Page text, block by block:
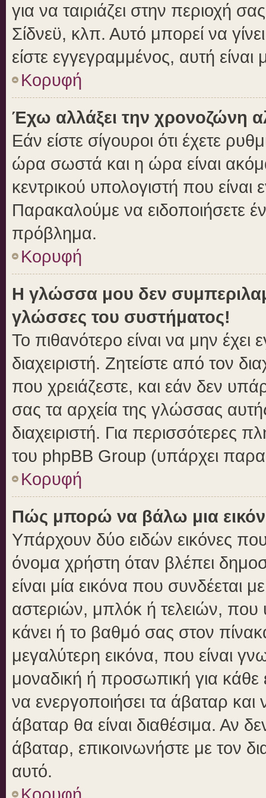
για να ταιριάζει στην περιοχή
Σίδνεϋ, κλπ. Αυτό μπορεί να
είστε εγγεγραμμένος, αυτή είναι
Κορυφή
Έχω αλλάξει την χρονοζώνη
Εάν είστε σίγουροι ότι έχετε
ώρα σωστά και η ώρα είναι
κεντρικού υπολογιστή που
Παρακαλούμε να ειδοποιήσετε
πρόβλημα.
Κορυφή
Η γλώσσα μου δεν
γλώσσες του συστήματος!
Το πιθανότερο είναι να μην
διαχειριστή. Ζητείστε από τον
που χρειάζεστε, και εάν δεν
σας τα αρχεία της γλώσσας
διαχειριστή. Για περισσότερες
του phpBB Group (υπάρχει
Κορυφή
Πώς μπορώ να βάλω μια
Υπάρχουν δύο ειδών εικόνες
όνομα χρήστη όταν βλέπει
είναι μία εικόνα που
αστεριών, μπλόκ ή τελειών, που
κάνει ή το βαθμό σας στον
μεγαλύτερη εικόνα, που είναι
μοναδική ή προσωπική για κάθε
να ενεργοποιήσει τα άβαταρ και
άβαταρ θα είναι διαθέσιμα. Αν
άβαταρ, επικοινωνήστε με τον
αυτό.